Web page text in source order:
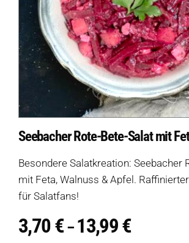
Seebacher Rote-Bete-Salat mit
Besondere Salatkreation: Seebacher
mit Feta, Walnuss & Apfel.
für Salatfans!
3,70€ – 13,99€3,70 €